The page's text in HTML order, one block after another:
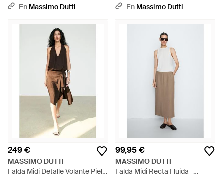
Pliegue - Blanco
En Massimo Dutti
En Massimo Dutti
249 €
MASSIMO DUTTI
Falda Midi Detalle Volante Piel
99,95 €
MASSIMO DUTTI
Falda Midi Recta Fluida -